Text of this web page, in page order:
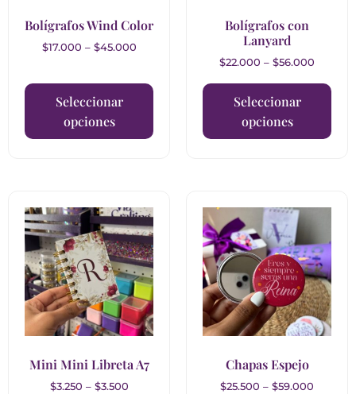
Bolígrafos Wind Color
$17.000 – $45.000
Seleccionar
opciones
Bolígrafos con
Lanyard
$22.000 – $56.000
Seleccionar
opciones
Mini Mini Libreta A7
$3.250 – $3.500
Chapas Espejo
$25.500 – $59.000